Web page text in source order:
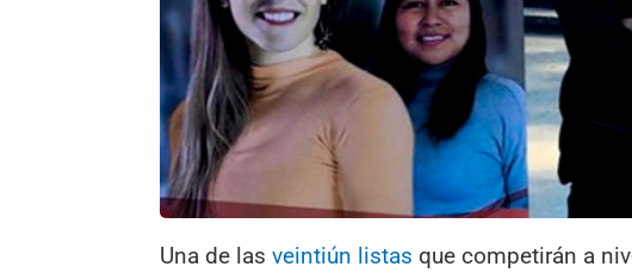
Una de lasveintiún listas que competirán a